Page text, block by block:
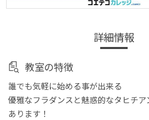
詳細情報
教室の特徴
誰でも気軽に始める事が出来る
優雅なフラダンスと魅惑的なタヒチ
あります！